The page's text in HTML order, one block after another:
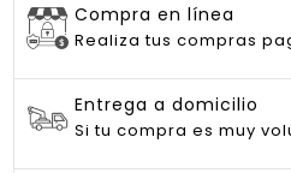
Compra en línea
Realiza tus compras
Entrega a domicilio
Si tu compra es muy